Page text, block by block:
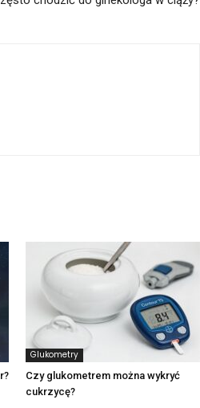
Glukometry
Czy glukometrem można wykryć
cukrzycę?